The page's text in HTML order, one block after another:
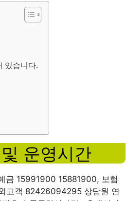
있습니다.
운영시간
금 15991900 15881900, 보험
고객 82426094295 상담원 연